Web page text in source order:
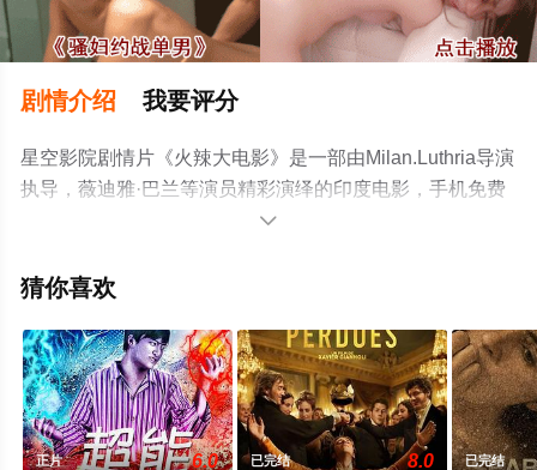
剧情介绍 我要评分
星空影院剧情片《火辣大电影》是一部由Milan.Luthria导演
执导，薇迪雅·巴兰等演员精彩演绎的印度电影，手机免费
观看高清未删减完整版电影大全就上星空影视，更多相关

猜你喜欢
正片 6.0 已完结 8.0 已完结